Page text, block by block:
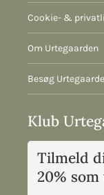
Cookie- &
Om Urtegaarden
Besøg
Klub
Tilmeld
20%